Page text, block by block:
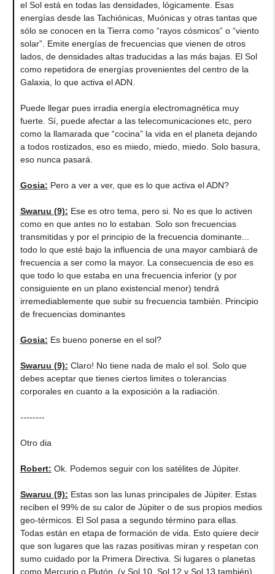
el Sol está en todas las densidades, lógicamente. Esas
energías desde las Tachiónicas, Muónicas y otras tantas que
sólo se conocen en la Tierra como “rayos cósmicos” o “viento
solar”. Emite energías de frecuencias que vienen de otros
lados, de densidades altas traducidas a las más bajas. El Sol
como repetidora de energías provenientes del centro de la
Galaxia, lo que activa el ADN.
Puede llegar pues irradia energía electromagnética muy
fuerte. Sí, puede afectar a las telecomunicaciones etc, pero
como la llamarada que “cocina” la vida en el planeta dejando
a todos rostizados, eso es miedo, miedo, miedo. Solo basura,
eso nunca pasará.
Gosia: Pero a ver a ver, que es lo que activa el ADN?
Swaruu (9): Ese es otro tema, pero si. No es que lo activen
como en que antes no lo estaban. Solo son frecuencias
transmitidas y por el principio de la frecuencia dominante...
todo lo que esté bajo la influencia de una mayor cambiará de
frecuencia a ser como la mayor. La consecuencia de eso es
que todo lo que estaba en una frecuencia inferior (y por
consiguiente en un plano existencial menor) tendrá
irremediablemente que subir su frecuencia también. Principio
de frecuencias dominantes
Gosia: Es bueno ponerse en el sol?
Swaruu (9): Claro! No tiene nada de malo el sol. Solo que
debes aceptar que tienes ciertos limites o tolerancias
corporales en cuanto a la exposición a la radiación.
--------
Otro dia
Robert: Ok. Podemos seguir con los satélites de Júpiter.
Swaruu (9): Estas son las lunas principales de Júpiter. Estas
reciben el 99% de su calor de Júpiter o de sus propios medios
geo-térmicos. El Sol pasa a segundo término para ellas.
Todas están en etapa de formación de vida. Esto quiere decir
que son lugares que las razas positivas miran y respetan con
sumo cuidado por la Primera Directiva. Si lugares o planetas
como Mercurio o Plutón, (y Sol 10, Sol 12 y Sol 13 también),